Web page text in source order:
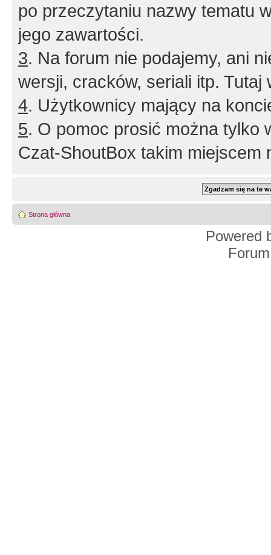
po przeczytaniu nazwy tematu
jego zawartości.
3. Na forum nie podajemy, ani
wersji, cracków, seriali itp. Tutaj
4. Użytkownicy mający na
5. O pomoc prosić można tylko
Czat-ShoutBox takim miejscem
Strona główna
Powered